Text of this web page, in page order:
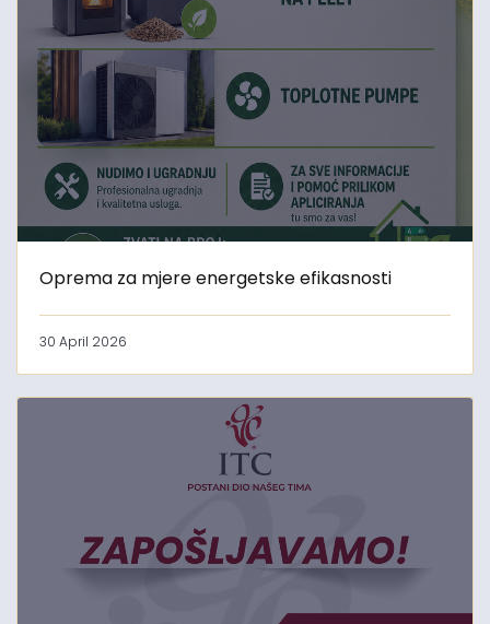
Oprema za mjere energetske efikasnosti
30 April 2026